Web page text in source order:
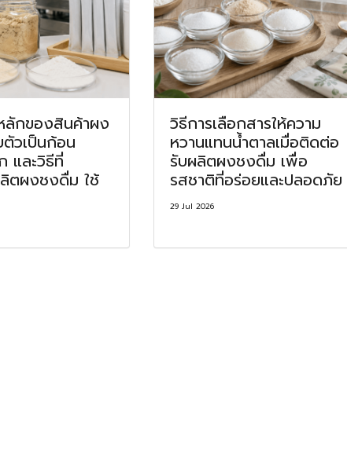
กของสินค้าผง
วเป็นก้อน
และวิธีที่
ตผงชงดื่ม ใช้
วิธีการเลือกสารให้ความ
หวานแทนน้ำตาลเมื่อติดต่อ
รับผลิตผงชงดื่ม เพื่อ
รสชาติที่อร่อยและปลอดภัย
29 Jul 2026